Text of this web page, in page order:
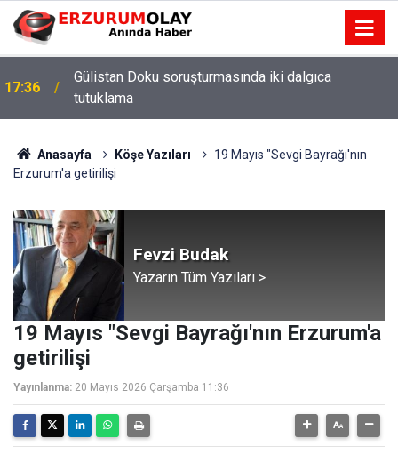
17:36
Gülistan Doku soruşturmasında iki dalgıca
tutuklama
12:29
Anasayfa Köşe Yazıları
19 Mayıs "Sevgi Bayrağı'nın
Erzurum'a getirilişi
Fevzi Budak
Yazarın Tüm Yazıları >
19 Mayıs "Sevgi Bayrağı'nın Erzurum'a
getirilişi
Yayınlanma: 20 Mayıs 2026 Çarşamba 11:36